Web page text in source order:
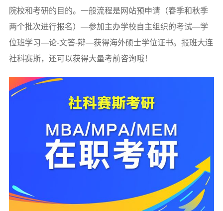
院校和考研的目的。一般流程是网站预申请（春季和秋季
两个批次进行报名）—参加主办学校自主组织的考试—学
位班学习—论-文答-辩—获得海外硕士学位证书。报班大连
社科赛斯，还可以获得大量考前咨询哦！